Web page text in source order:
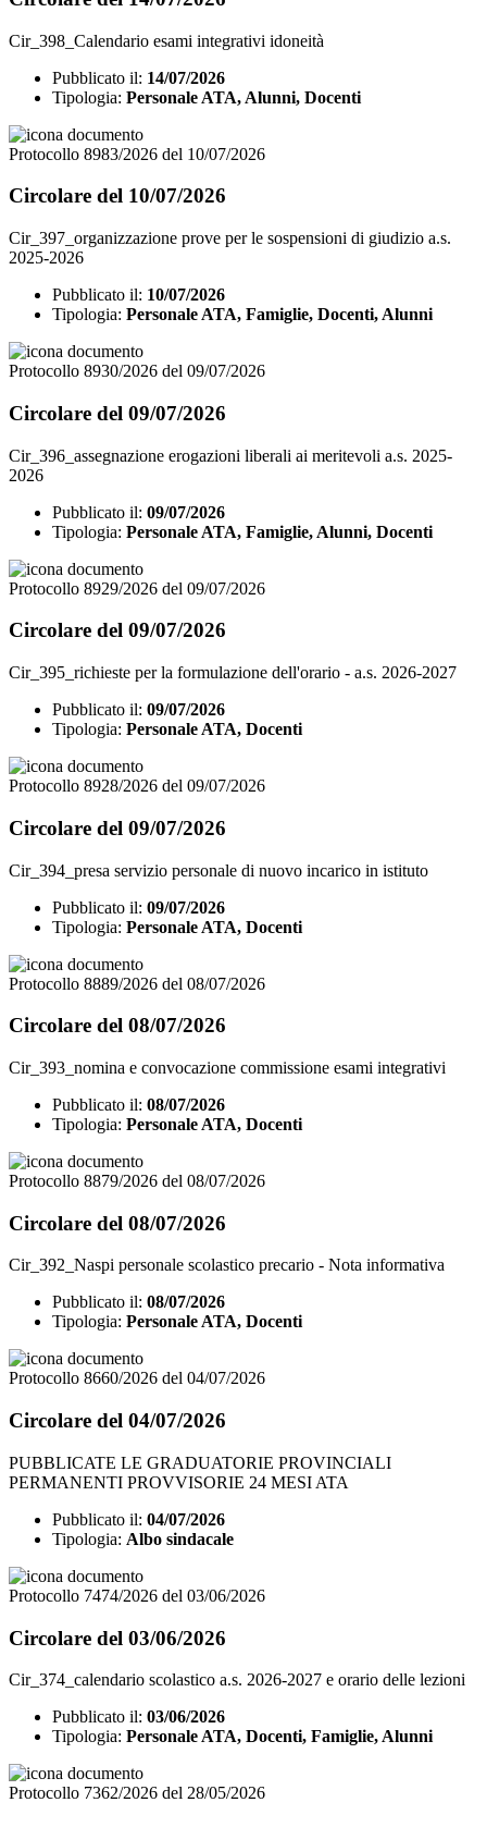
Cir_398_Calendario esami integrativi idoneità
Pubblicato il: 14/07/2026
Tipologia: Personale ATA, Alunni, Docenti
Protocollo 8983/2026 del 10/07/2026
Circolare del 10/07/2026
Cir_397_organizzazione prove per le sospensioni di giudizio a.s.
2025-2026
Pubblicato il: 10/07/2026
Tipologia: Personale ATA, Famiglie, Docenti, Alunni
Protocollo 8930/2026 del 09/07/2026
Circolare del 09/07/2026
Cir_396_assegnazione erogazioni liberali ai meritevoli a.s. 2025-
2026
Pubblicato il: 09/07/2026
Tipologia: Personale ATA, Famiglie, Alunni, Docenti
Protocollo 8929/2026 del 09/07/2026
Circolare del 09/07/2026
Cir_395_richieste per la formulazione dell'orario - a.s. 2026-2027
Pubblicato il: 09/07/2026
Tipologia: Personale ATA, Docenti
Protocollo 8928/2026 del 09/07/2026
Circolare del 09/07/2026
Cir_394_presa servizio personale di nuovo incarico in istituto
Pubblicato il: 09/07/2026
Tipologia: Personale ATA, Docenti
Protocollo 8889/2026 del 08/07/2026
Circolare del 08/07/2026
Cir_393_nomina e convocazione commissione esami integrativi
Pubblicato il: 08/07/2026
Tipologia: Personale ATA, Docenti
Protocollo 8879/2026 del 08/07/2026
Circolare del 08/07/2026
Cir_392_Naspi personale scolastico precario - Nota informativa
Pubblicato il: 08/07/2026
Tipologia: Personale ATA, Docenti
Protocollo 8660/2026 del 04/07/2026
Circolare del 04/07/2026
PUBBLICATE LE GRADUATORIE PROVINCIALI
PERMANENTI PROVVISORIE 24 MESI ATA
Pubblicato il: 04/07/2026
Tipologia: Albo sindacale
Protocollo 7474/2026 del 03/06/2026
Circolare del 03/06/2026
Cir_374_calendario scolastico a.s. 2026-2027 e orario delle lezioni
Pubblicato il: 03/06/2026
Tipologia: Personale ATA, Docenti, Famiglie, Alunni
Protocollo 7362/2026 del 28/05/2026